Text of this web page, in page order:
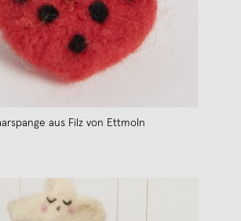
aus Filz von Ettmoln